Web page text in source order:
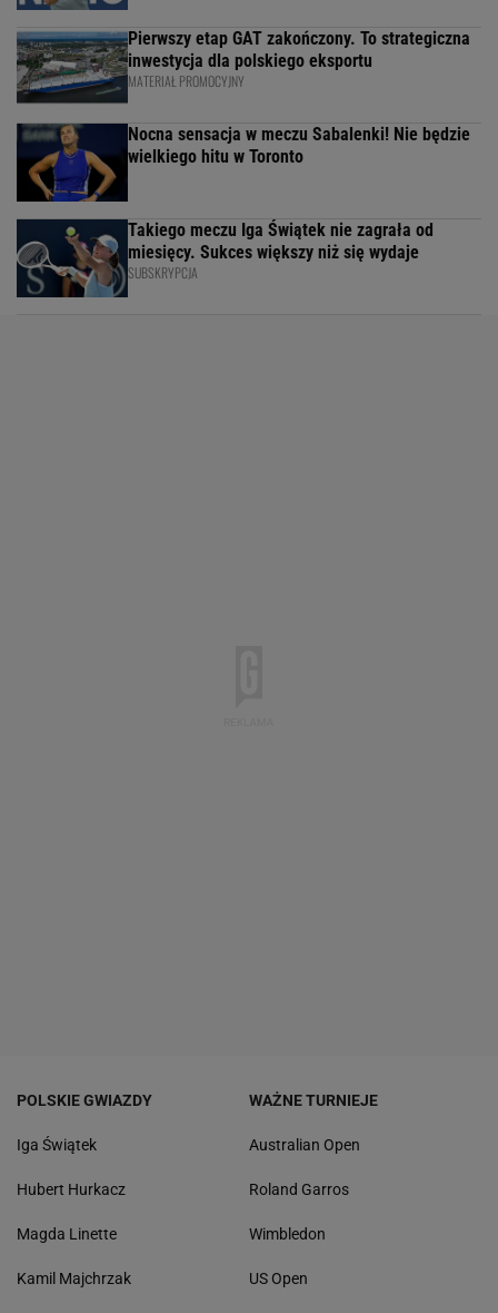
Pierwszy etap GAT zakończony. To strategiczna
inwestycja dla polskiego eksportu
MATERIAŁ PROMOCYJNY
Nocna sensacja w meczu Sabalenki! Nie będzie
wielkiego hitu w Toronto
Takiego meczu Iga Świątek nie zagrała od
miesięcy. Sukces większy niż się wydaje
SUBSKRYPCJA
POLSKIE GWIAZDY
Iga Świątek
Hubert Hurkacz
Magda Linette
Kamil Majchrzak
WAŻNE TURNIEJE
Australian Open
Roland Garros
Wimbledon
US Open